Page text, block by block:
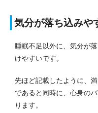
気分が落ち込みや
睡眠不足以外に、気分が
けやすいです。
先ほど記載したように、
であると同時に、心身の
ります。